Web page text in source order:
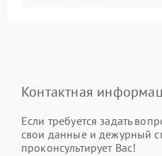
Контактная
Если требуется задать
свои данные и дежурный
проконсультирует Вас!